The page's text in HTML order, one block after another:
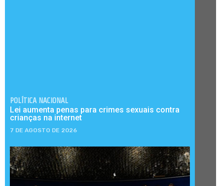
POLÍTICA NACIONAL
Lei aumenta penas para crimes sexuais contra
crianças na internet
7 DE AGOSTO DE 2026